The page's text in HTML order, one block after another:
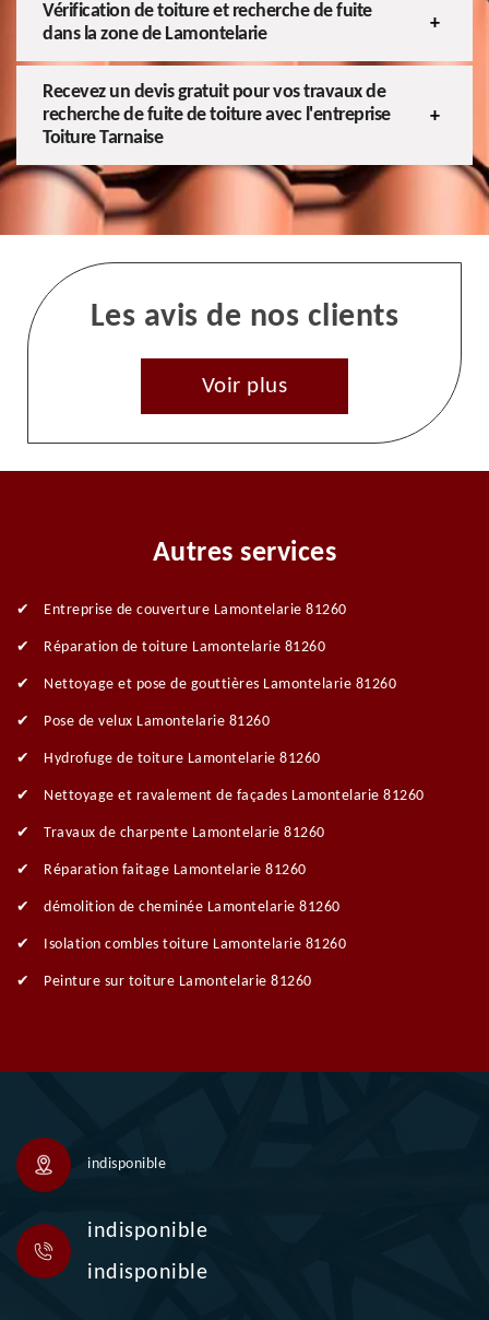
Vérification de toiture et recherche de fuite
dans la zone de Lamontelarie
Recevez un devis gratuit pour vos travaux de
recherche de fuite de toiture avec l'entreprise
Toiture Tarnaise
Les avis de nos clients
Voir plus
Autres services
Entreprise de couverture Lamontelarie 81260
Réparation de toiture Lamontelarie 81260
Nettoyage et pose de gouttières Lamontelarie 81260
Pose de velux Lamontelarie 81260
Hydrofuge de toiture Lamontelarie 81260
Nettoyage et ravalement de façades Lamontelarie 81260
Travaux de charpente Lamontelarie 81260
Réparation faitage Lamontelarie 81260
démolition de cheminée Lamontelarie 81260
Isolation combles toiture Lamontelarie 81260
Peinture sur toiture Lamontelarie 81260
indisponible
indisponible
indisponible